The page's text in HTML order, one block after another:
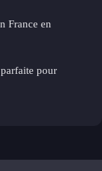
France en
pour